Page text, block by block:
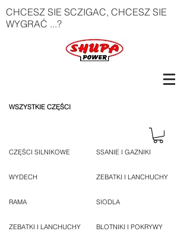
CHCESZ SIE SCZIGAC, CHCESZ SIE
WYGRAĆ ...?
WSZYSTKIE CZĘŚCI
CZĘŚCI SILNIKOWE
WYDECH
RAMA
ZEBATKI I LANCHUCHY
SSANIE I GAZNIKI
ZEBATKI I LANCHUCHY
SIODLA
BLOTNIKI I POKRYWY